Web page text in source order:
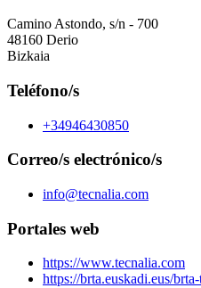
Camino Astondo, s/n - 700
48160 Derio
Bizkaia
Teléfono/s
+34946430850
Correo/s electrónico/s
info@tecnalia.com
Portales web
https://www.tecnalia.com
https://brta.euskadi.eus/